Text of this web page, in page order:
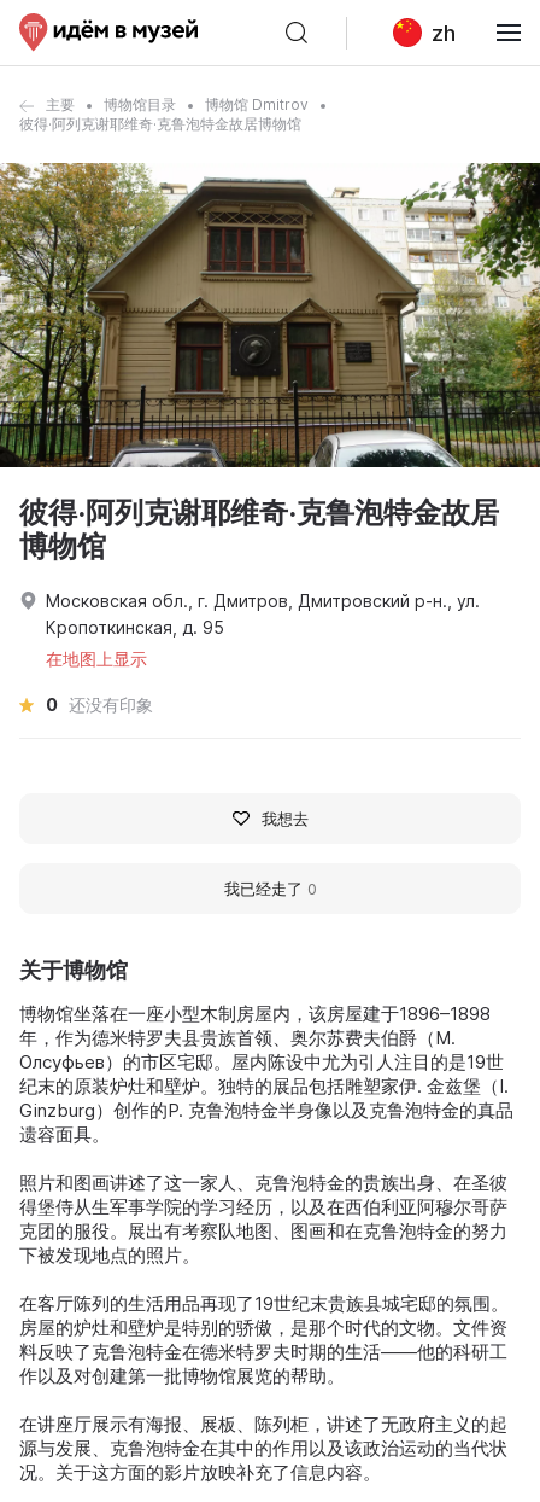
zh
主要 博物馆目录
博物馆 Dmitrov
彼得·阿列克谢耶维奇·克鲁泡特金故居博物馆
关于博物馆
博物馆坐落在一座小型木制房屋内，该房屋建于1896–1898
年，作为德米特罗夫县贵族首领、奥尔苏费夫伯爵（M.
Олсуфьев）的市区宅邸。屋内陈设中尤为引人注目的是19世
纪末的原装炉灶和壁炉。独特的展品包括雕塑家伊. 金兹堡（I.
Ginzburg）创作的P. 克鲁泡特金半身像以及克鲁泡特金的真品
遗容面具。
照片和图画讲述了这一家人、克鲁泡特金的贵族出身、在圣彼
得堡侍从生军事学院的学习经历，以及在西伯利亚阿穆尔哥萨
克团的服役。展出有考察队地图、图画和在克鲁泡特金的努力
下被发现地点的照片。
在客厅陈列的生活用品再现了19世纪末贵族县城宅邸的氛围。
房屋的炉灶和壁炉是特别的骄傲，是那个时代的文物。文件资
料反映了克鲁泡特金在德米特罗夫时期的生活——他的科研工
作以及对创建第一批博物馆展览的帮助。
在讲座厅展示有海报、展板、陈列柜，讲述了无政府主义的起
源与发展、克鲁泡特金在其中的作用以及该政治运动的当代状
况。关于这方面的影片放映补充了信息内容。
彼得·阿列克谢耶维奇·克鲁泡特金故居
博物馆
Московская обл., г. Дмитров, Дмитровский р-н., ул.
Кропоткинская, д. 95
在地图上显示
0 还没有印象
我想去
我已经走了 0